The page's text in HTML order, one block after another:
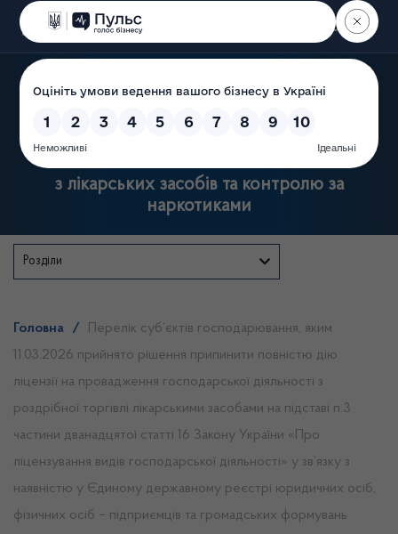
Пошук
Державна служба України
з лікарських засобів та контролю за
наркотиками
Розділи
Головна /
Перелік суб’єктів господарювання, яким
11.03.2026 прийнято рішення припинити повністю дію
ліцензії на провадження господарської діяльності з
роздрібної торгівлі лікарськими засобами на підставі п.3
частини дванадцятої статті 16 Закону України «Про
ліцензування видів господарської діяльності» у зв’язку з
наявністю у Єдиному державному реєстрі юридичних осіб,
фізичних осіб – підприємців та громадських формувань